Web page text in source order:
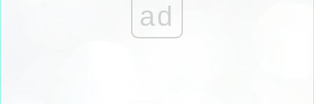
ad